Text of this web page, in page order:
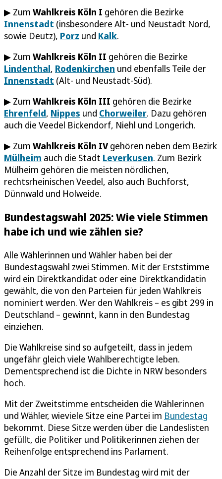
▶ Zum Wahlkreis Köln I gehören die Bezirke
Innenstadt (insbesondere Alt- und Neustadt Nord,
sowie Deutz), Porz und Kalk.
▶ Zum Wahlkreis Köln II gehören die Bezirke
Lindenthal, Rodenkirchen und ebenfalls Teile der
Innenstadt (Alt- und Neustadt-Süd).
▶ Zum Wahlkreis Köln III gehören die Bezirke
Ehrenfeld, Nippes und Chorweiler. Dazu gehören
auch die Veedel Bickendorf, Niehl und Longerich.
▶ Zum Wahlkreis Köln IVgehören neben dem Bezirk
Mülheim auch die Stadt Leverkusen. Zum Bezirk
Mülheim gehören die meisten nördlichen,
rechtsrheinischen Veedel, also auch Buchforst,
Dünnwald und Holweide.
Bundestagswahl 2025: Wie viele Stimmen
habe ich und wie zählen sie?
Alle Wählerinnen und Wähler haben bei der
Bundestagswahl zwei Stimmen. Mit der Erststimme
wird ein Direktkandidat oder eine Direktkandidatin
gewählt, die von den Parteien für jeden Wahlkreis
nominiert werden. Wer den Wahlkreis – es gibt 299 in
Deutschland – gewinnt, kann in den Bundestag
einziehen.
Die Wahlkreise sind so aufgeteilt, dass in jedem
ungefähr gleich viele Wahlberechtigte leben.
Dementsprechend ist die Dichte in NRW besonders
hoch.
Mit der Zweitstimme entscheiden die Wählerinnen
und Wähler, wieviele Sitze eine Partei im Bundestag
bekommt. Diese Sitze werden über die Landeslisten
gefüllt, die Politiker und Politikerinnen ziehen der
Reihenfolge entsprechend ins Parlament.
Die Anzahl der Sitze im Bundestag wird mit der